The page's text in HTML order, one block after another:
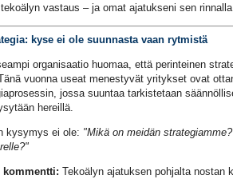
vastaus – ja omat ajatukseni sen
kyse ei ole suunnasta vaan rytmistä
organisaatio huomaa, että perinteinen
vuonna useat menestyvät yritykset ovat
jossa suuntaa tarkistetaan
hereillä.
kysymys ei ole: "Mikä on meidän
kommentti: Tekoälyn ajatuksen pohjalta nostan